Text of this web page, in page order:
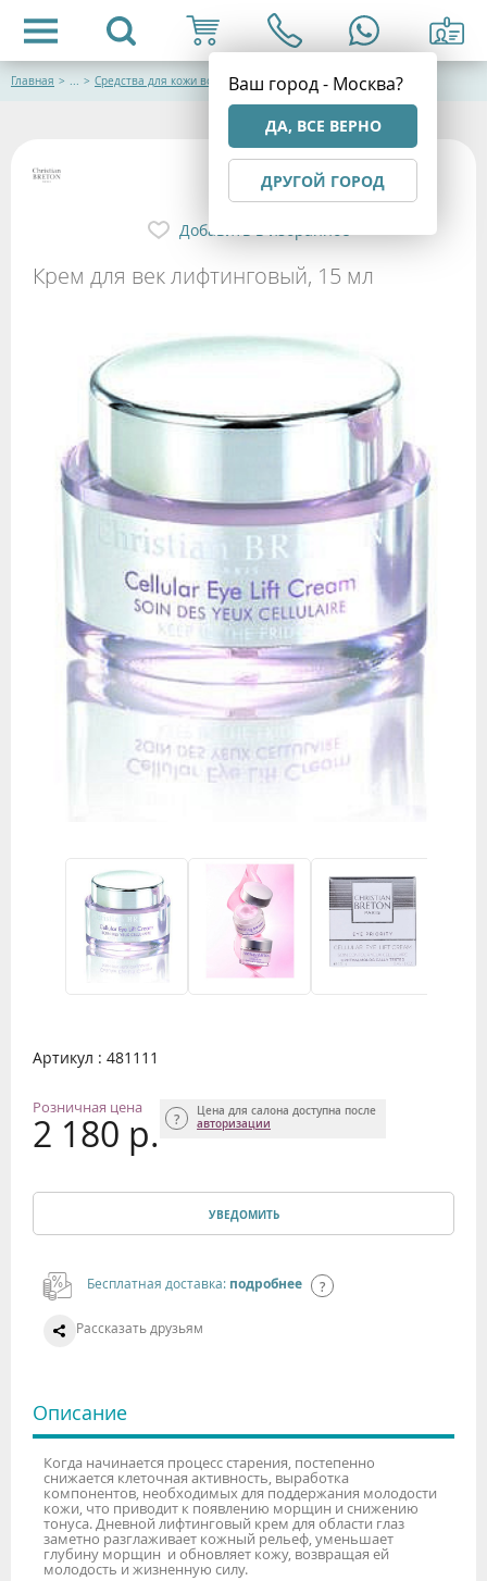
Ваш город - Москва?
ДА, ВСЕ ВЕРНО
ДРУГОЙ ГОРОД
Главная > ... > Средства для кожи вокруг глаз
Крем для век лифтинговый, 15 мл
Добавить в избранное
Артикул : 481111
Розничная цена
2 180 р.
Цена для салона доступна после
авторизации
УВЕДОМИТЬ
Бесплатная доставка: подробнее
Рассказать друзьям
Описание
Когда начинается процесс старения, постепенно
снижается клеточная активность, выработка
компонентов, необходимых для поддержания молодости
кожи, что приводит к появлению морщин и снижению
тонуса. Дневной лифтинговый крем для области глаз
заметно разглаживает кожный рельеф, уменьшает
глубину морщин и обновляет кожу, возвращая ей
молодость и жизненную силу.